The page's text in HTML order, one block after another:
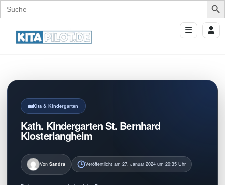
Search
for:
Kita & Kindergarten
Kath. Kindergarten St. Bernhard
Klosterlangheim
Von Sandra Veröffentlicht am 27. Januar 2024 um 20:35 Uhr